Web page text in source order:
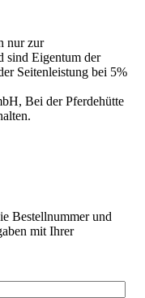
nur zur
sind Eigentum der
Seitenleistung bei 5%
Bei der Pferdehütte
Bestellnummer und
mit Ihrer